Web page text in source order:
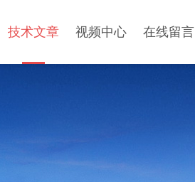
技术文章 视频中心 在线留言